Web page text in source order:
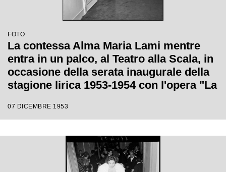
FOTO
La contessa Alma Maria Lami mentre
entra in un palco, al Teatro alla Scala, in
occasione della serata inaugurale della
stagione lirica 1953-1954 con l'opera "La
Carlo Maria Giulini, con la regia di
07 DICEMBRE 1953